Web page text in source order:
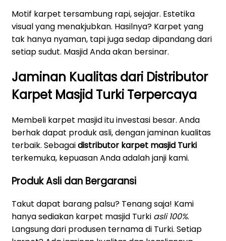
Motif karpet tersambung rapi, sejajar. Estetika
visual yang menakjubkan. Hasilnya? Karpet yang
tak hanya nyaman, tapi juga sedap dipandang dari
setiap sudut. Masjid Anda akan bersinar.
Jaminan Kualitas dari Distributor
Karpet Masjid Turki Terpercaya
Membeli karpet masjid itu investasi besar. Anda
berhak dapat produk asli, dengan jaminan kualitas
terbaik. Sebagaidistributor karpet masjid Turki
terkemuka, kepuasan Anda adalah janji kami.
Produk Asli dan Bergaransi
Takut dapat barang palsu? Tenang saja! Kami
hanya sediakan karpet masjid Turki asli 100%.
Langsung dari produsen ternama di Turki. Setiap